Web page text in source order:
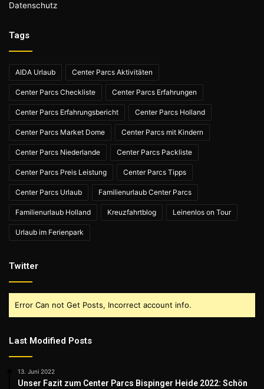
Datenschutz
Tags
AIDA Urlaub Center Parcs Aktivitäten
Center Parcs Checkliste Center Parcs Erfahrungen
Center Parcs Erfahrungsbericht Center Parcs Holland
Center Parcs Market Dome Center Parcs mit Kindern
Center Parcs Niederlande Center Parcs Packliste
Center Parcs Preis Leistung Center Parcs Tipps
Center Parcs Urlaub Familienurlaub Center Parcs
Familienurlaub Holland Kreuzfahrtblog Leinenlos on Tour
Urlaub im Ferienpark
Twitter
Error Can not Get Posts, Incorrect account info.
Last Modified Posts
13. Juni 2022
Unser Fazit zum Center Parcs Bispinger Heide 2022: Schön